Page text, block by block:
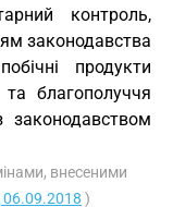
контроль,
законодавства
продукти
благополуччя
законодавством
внесеними
06.09.2018 )